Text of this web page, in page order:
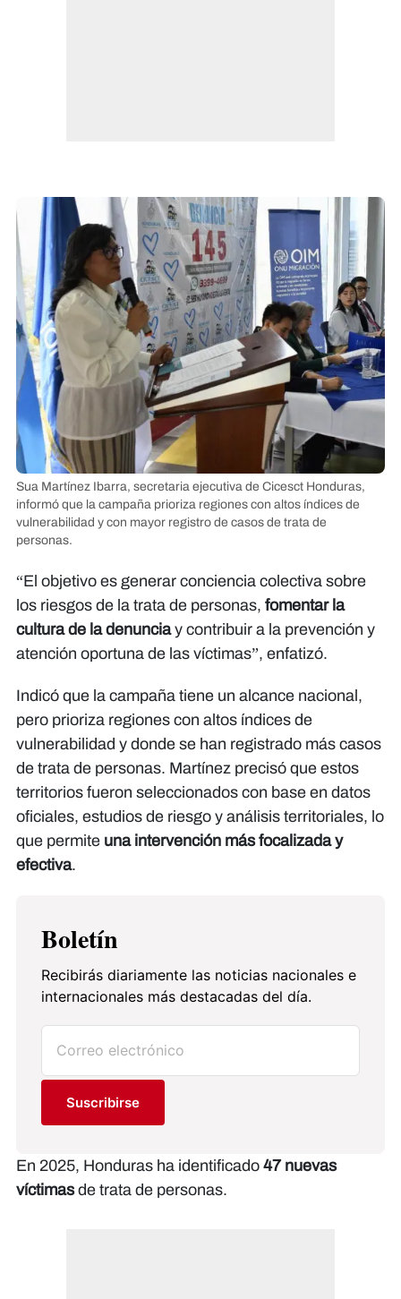
Sua Martínez Ibarra, secretaria ejecutiva de Cicesct Honduras,
informó que la campaña prioriza regiones con altos índices de
vulnerabilidad y con mayor registro de casos de trata de
personas.
“El objetivo es generar conciencia colectiva sobre
los riesgos de la trata de personas, fomentar la
cultura de la denunciay contribuir a la prevención y
atención oportuna de las víctimas”, enfatizó.
Indicó que la campaña tiene un alcance nacional,
pero prioriza regiones con altos índices de
vulnerabilidad y donde se han registrado más casos
de trata de personas. Martínez precisó que estos
territorios fueron seleccionados con base en datos
oficiales, estudios de riesgo y análisis territoriales, lo
que permite una intervención más focalizada y
efectiva.
Boletín
Recibirás diariamente las noticias nacionales e
internacionales más destacadas del día.
Suscribirse
En 2025, Honduras ha identificado 47 nuevas
víctimasde trata de personas.